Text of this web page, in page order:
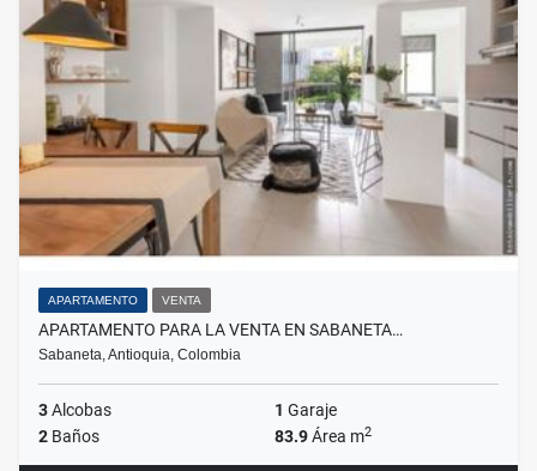
APARTAMENTO VENTA
APARTAMENTO PARA LA VENTA EN SABANETA…
Sabaneta, Antioquia, Colombia
3Alcobas 1 Garaje
2 Baños 83.9Área m2